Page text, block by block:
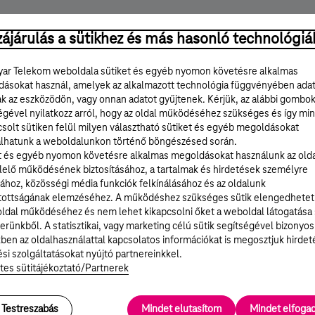
össz hossza Romániában és
bővítése, valamint további
és nemzetközi IP tranzit szolgáltatások
a sütikhez és más hasonló
Telekom weboldala sütiket és egyéb nyomon követésre alkalmas
használ, amelyek az alkalmazott technológia függvényében
az eszközödön, vagy onnan adatot gyűjtenek. Kérjük, az alábbi
nyilatkozz arról, hogy az oldal működéséhez szükséges és így
sütiken felül milyen választható sütiket és egyéb megoldásokat
a weboldalunkon történő böngészésed során.
és egyéb nyomon követésre alkalmas megoldásokat használunk az
működésének biztosításához, a tartalmak és hirdetések személyre
közösségi média funkciók felkínálásához és az oldalunk
elemzéséhez. A működéshez szükséges sütik
működéséhez és nem lehet kikapcsolni őket a weboldal látogatása
A statisztikai, vagy marketing célú sütik segítségével bizonyos
az oldalhasználattal kapcsolatos információkat is megosztjuk
szolgáltatásokat nyújtó partnereinkkel.
sütitájékoztató/Partnerek
Testreszabás Mindet elutasítom Mindet